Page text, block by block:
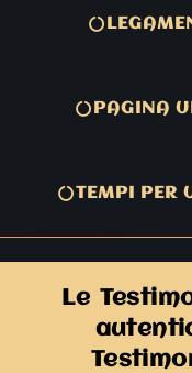
PAGINA
TEMPI PER
Le